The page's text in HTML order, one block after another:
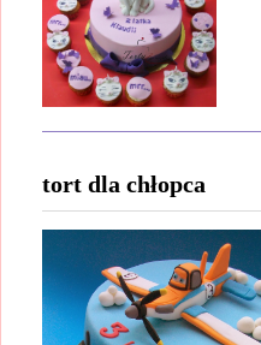
tort dla chłopca